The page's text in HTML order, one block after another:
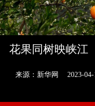
花果同树映峡江
来源：新华网 2023-